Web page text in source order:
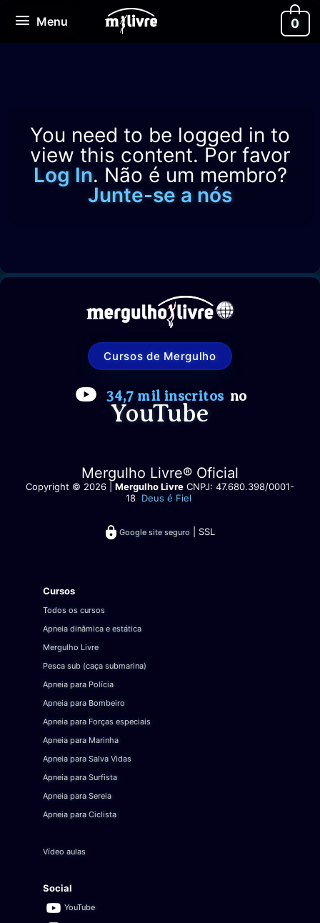
paraMenu
Menu 0
You need to be logged in to
view this content. Por favor
Log In. Não é um membro?
Junte-se a nós
Cursos de Mergulho
34,7 mil inscritos no
YouTube
Mergulho Livre® Oficial
Copyright © 2026 | Mergulho Livre CNPJ: 47.680.398/0001-
18 Deus é Fiel
Google site seguro | SSL
Cursos
Todos os cursos
Apneia dinâmica e estática
Mergulho Livre
Pesca sub (caça submarina)
Apneia para Polícia
Apneia para Bombeiro
Apneia para Forças especiais
Apneia para Marinha
Apneia para Salva Vidas
Apneia para Surfista
Apneia para Sereia
Apneia para Ciclista
Vídeo aulas
Social
YouTube